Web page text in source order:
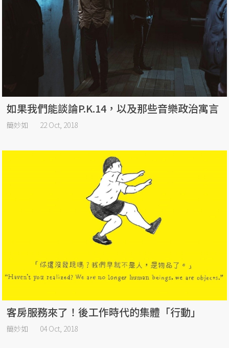
如果我們能談論P.K.14，以及那些音樂政治寓言
簡妙如 22 Oct, 2018
客房服務來了！後工作時代的集體「行動」
簡妙如 04 Oct, 2018